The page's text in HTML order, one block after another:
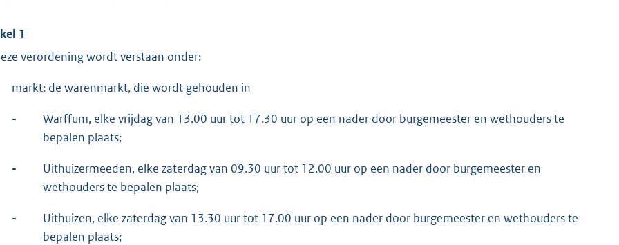
1
verordening wordt verstaan onder:
markt: de warenmarkt, die wordt gehouden in
-
Warffum, elke vrijdag van 13.00 uur tot 17.30 uur op een nader door burgemeester en wethouders te
bepalen plaats;
-
Uithuizermeeden, elke zaterdag van 09.30 uur tot 12.00 uur op een nader door burgemeester en
wethouders te bepalen plaats;
-
Uithuizen, elke zaterdag van 13.30 uur tot 17.00 uur op een nader door burgemeester en wethouders te
bepalen plaats;